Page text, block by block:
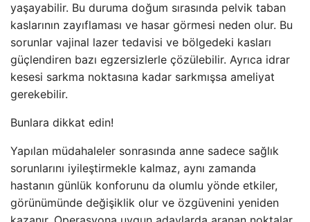
yaşayabilir. Bu duruma doğum sırasında pelvik taban
kaslarının zayıflaması ve hasar görmesi neden olur. Bu
sorunlar vajinal lazer tedavisi ve bölgedeki kasları
güçlendiren bazı egzersizlerle çözülebilir. Ayrıca idrar
kesesi sarkma noktasına kadar sarkmışsa ameliyat
gerekebilir.
Bunlara dikkat edin!
Yapılan müdahaleler sonrasında anne sadece sağlık
sorunlarını iyileştirmekle kalmaz, aynı zamanda
hastanın günlük konforunu da olumlu yönde etkiler,
görünümünde değişiklik olur ve özgüvenini yeniden